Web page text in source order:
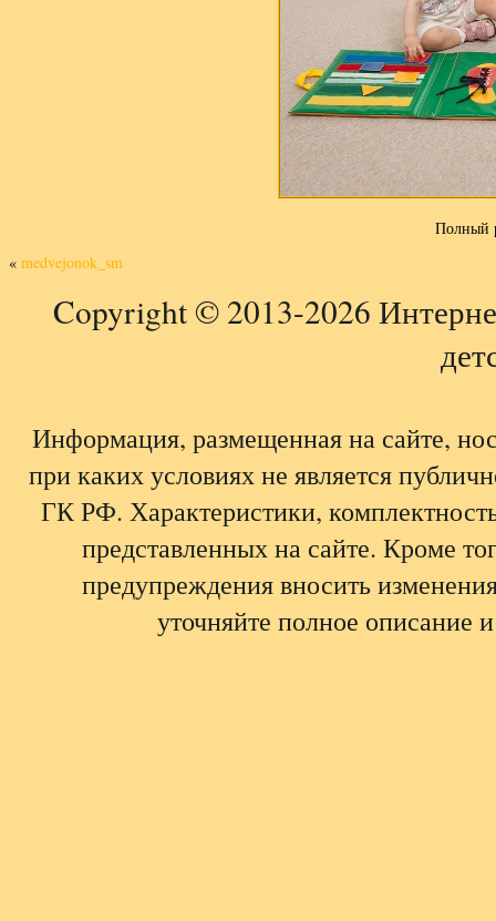
Полный
« medvejonok_sm
Copyright © 2013-2026
Информация, размещенная на сайте,
при каких условиях не является
ГК РФ. Характеристики,
представленных на сайте. Кроме
предупреждения вносить
уточняйте полное описание